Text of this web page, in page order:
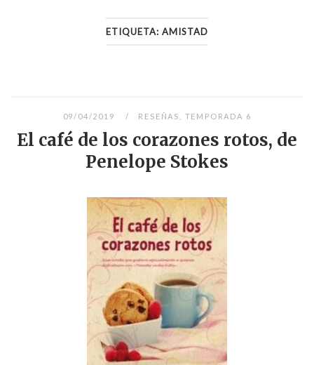
ETIQUETA: AMISTAD
09/04/2019 RESEÑAS TEMPORADA 6
El café de los corazones rotos, de
Penelope Stokes